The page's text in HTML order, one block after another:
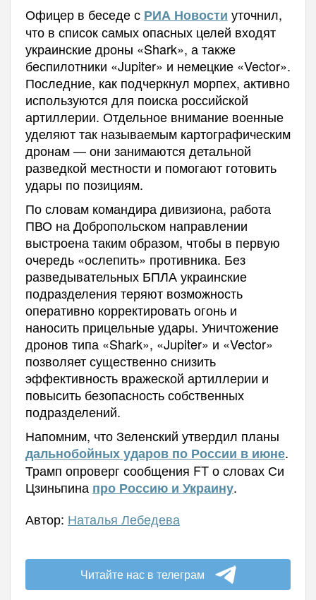
Офицер в беседе с РИА Новости уточнил,
что в список самых опасных целей входят
украинские дроны «Shark», а также
беспилотники «Jupiter» и немецкие «Vector».
Последние, как подчеркнул морпех, активно
используются для поиска российской
артиллерии. Отдельное внимание военные
уделяют так называемым картографическим
дронам — они занимаются детальной
разведкой местности и помогают готовить
удары по позициям.
По словам командира дивизиона, работа
ПВО на Добропольском направлении
выстроена таким образом, чтобы в первую
очередь «ослепить» противника. Без
разведывательных БПЛА украинские
подразделения теряют возможность
оперативно корректировать огонь и
наносить прицельные удары. Уничтожение
дронов типа «Shark», «Jupiter» и «Vector»
позволяет существенно снизить
эффективность вражеской артиллерии и
повысить безопасность собственных
подразделений.
Напомним, что Зеленский утвердил планы
дальнобойных ударов по России в июне.
Трамп опроверг сообщения FT о словах Си
Цзиньпина про Россию и Украину.
Автор: Наталья Лебедева
Читайте нас в телеграм